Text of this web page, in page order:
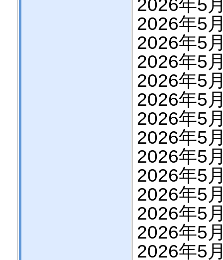
2026年5
2026年5
2026年5
2026年5
2026年5
2026年5
2026年5
2026年5
2026年5
2026年5
2026年5
2026年5
2026年5
2026年5